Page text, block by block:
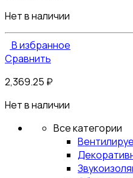
Нет в наличии
В избранное
Сравнить
2,369.25 ₽
Нет в наличии
Все категории